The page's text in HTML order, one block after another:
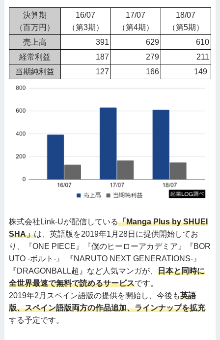
決算期
（百万円）
16/07
（第3期）
17/07
（第4期）
18/07
（第5期）
売上高
391 629
610
経常利益
187 279
211
当期純利益
127 166 149
株式会社Link-Uが配信している「Manga Plus by SHUEI
SHA」は、英語版を2019年1月28日に提供開始してお
り、『ONE PIECE』『僕のヒーローアカデミア』『BOR
UTO -ボルト-』 『NARUTO NEXT GENERATIONS-』
『DRAGONBALL超』など人気マンガが、 日本と同時に
全世界最速で無料で読めるサービスです。
2019年2月スペイン語版の提供を開始し、今後も英語
版、スペイン語版両方の作品追加、ラインナップを拡充
する予定です。